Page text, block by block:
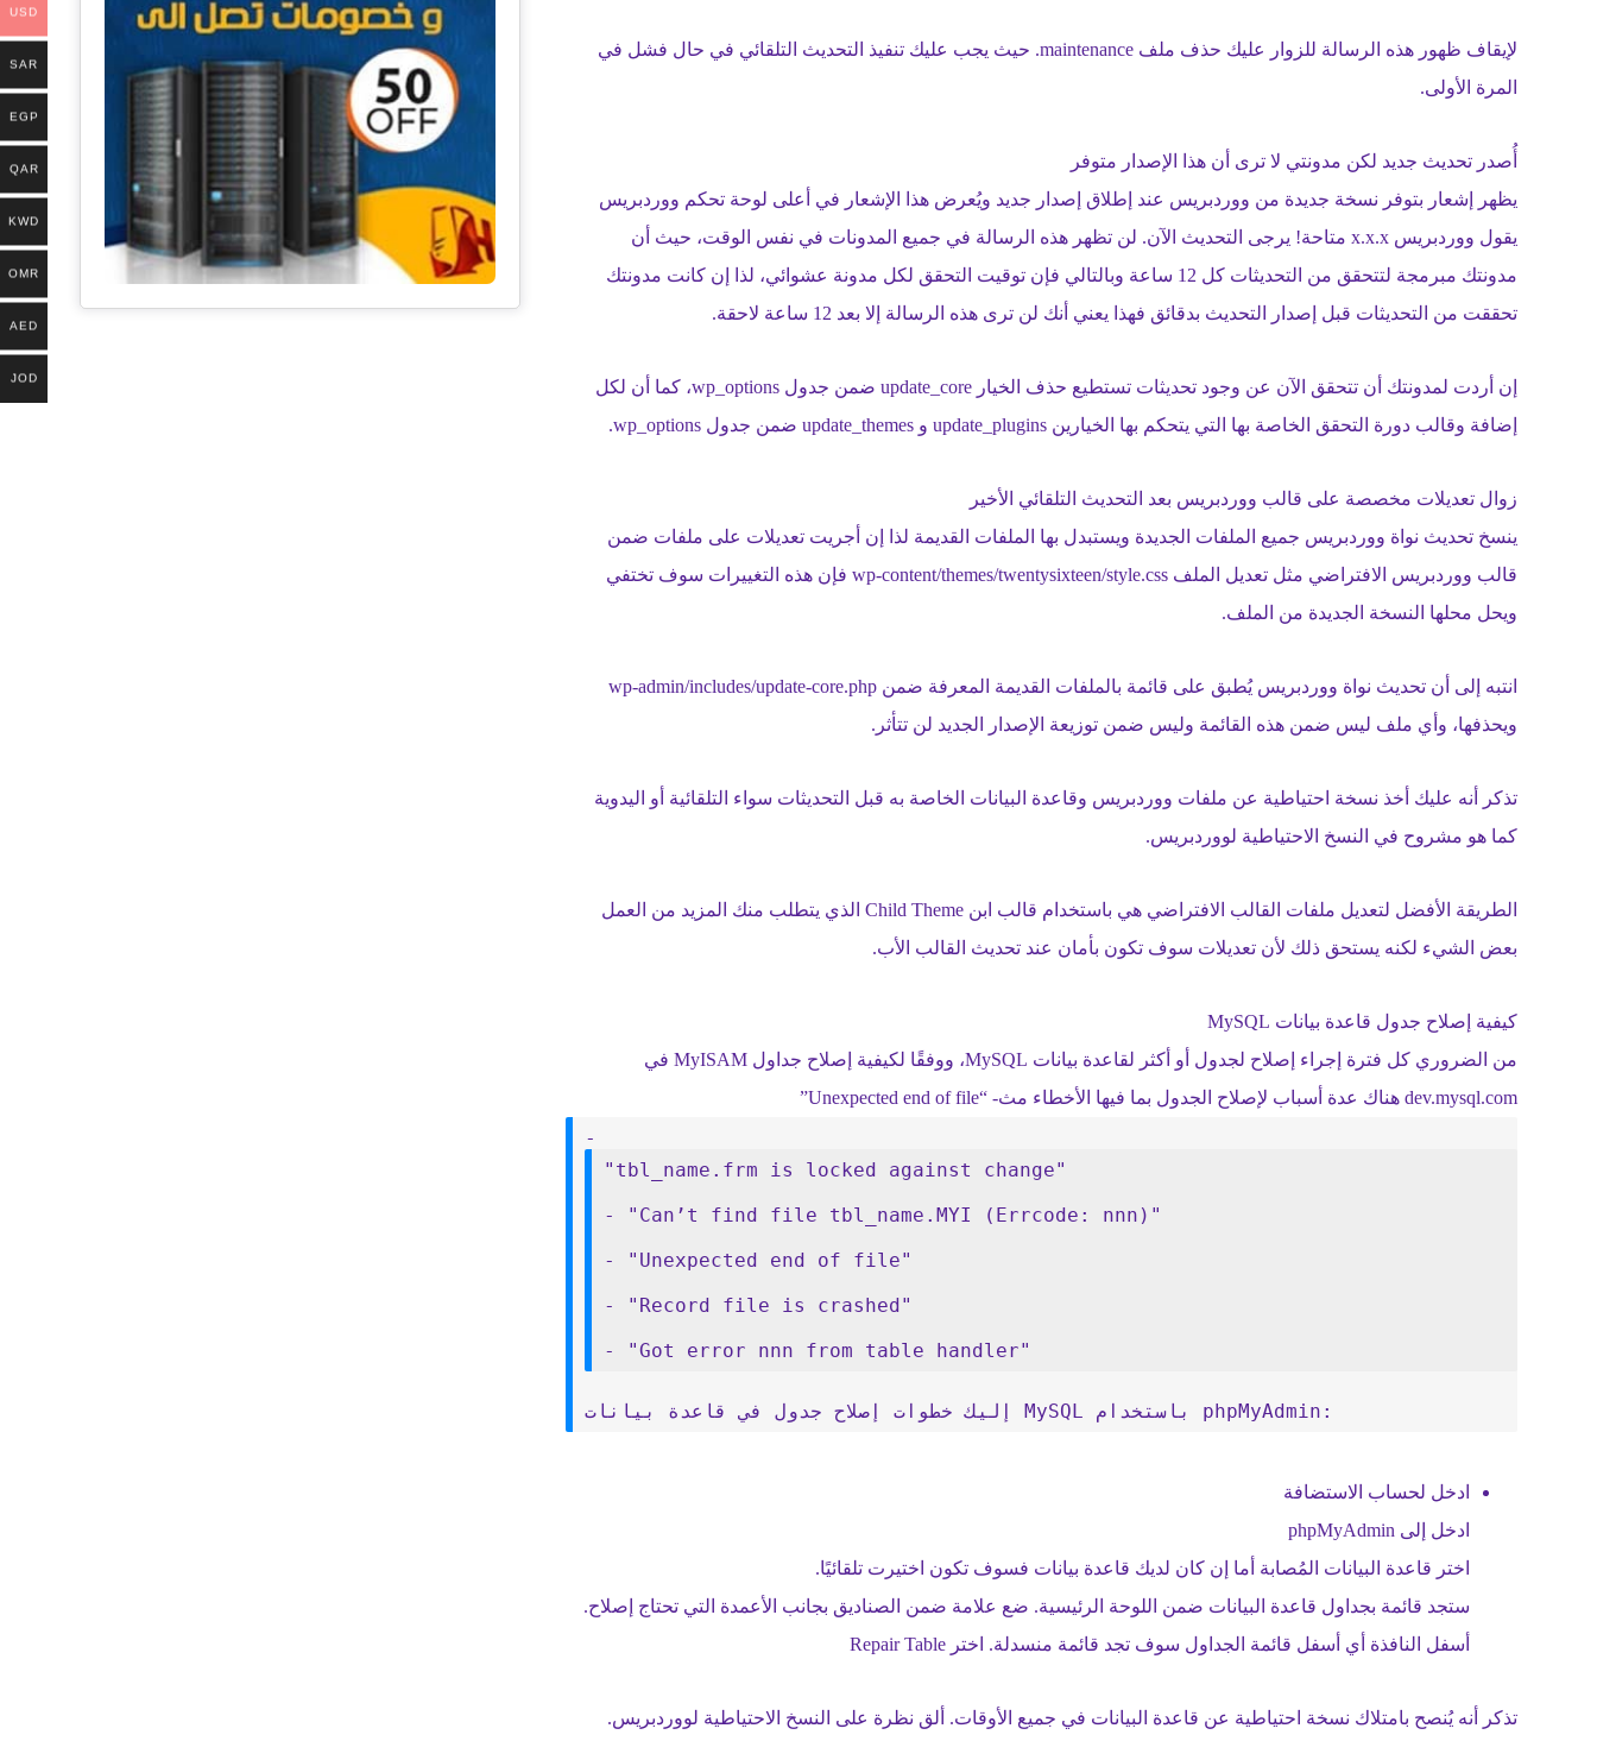
لإيقاف ظهور هذه الرسالة للزوار عليك حذف ملف ‎.maintenance حيث يجب عليك تنفيذ التحديث التلقائي في حال فشل في
المرة الأولى.
أُصدر تحديث جديد لكن مدونتي لا ترى أن هذا الإصدار متوفر
يظهر إشعار بتوفر نسخة جديدة من ووردبريس عند إطلاق إصدار جديد ويُعرض هذا الإشعار في أعلى لوحة تحكم ووردبريس
يقول ووردبريس x.x.x متاحة! يرجى التحديث الآن. لن تظهر هذه الرسالة في جميع المدونات في نفس الوقت، حيث أن
مدونتك مبرمجة لتتحقق من التحديثات كل 12 ساعة وبالتالي فإن توقيت التحقق لكل مدونة عشوائي، لذا إن كانت مدونتك
تحققت من التحديثات قبل إصدار التحديث بدقائق فهذا يعني أنك لن ترى هذه الرسالة إلا بعد 12 ساعة لاحقة.
إن أردت لمدونتك أن تتحقق الآن عن وجود تحديثات تستطيع حذف الخيار update_core ضمن جدول wp_options، كما أن لكل
إضافة وقالب دورة التحقق الخاصة بها التي يتحكم بها الخيارين update_plugins و update_themes ضمن جدول wp_options.
زوال تعديلات مخصصة على قالب ووردبريس بعد التحديث التلقائي الأخير
ينسخ تحديث نواة ووردبريس جميع الملفات الجديدة ويستبدل بها الملفات القديمة لذا إن أجريت تعديلات على ملفات ضمن
قالب ووردبريس الافتراضي مثل تعديل الملف wp-content/themes/twentysixteen/style.css فإن هذه التغييرات سوف تختفي
ويحل محلها النسخة الجديدة من الملف.
انتبه إلى أن تحديث نواة ووردبريس يُطبق على قائمة بالملفات القديمة المعرفة ضمن wp-admin/includes/update-core.php
ويحذفها، وأي ملف ليس ضمن هذه القائمة وليس ضمن توزيعة الإصدار الجديد لن تتأثر.
تذكر أنه عليك أخذ نسخة احتياطية عن ملفات ووردبريس وقاعدة البيانات الخاصة به قبل التحديثات سواء التلقائية أو اليدوية
كما هو مشروح في النسخ الاحتياطية لووردبريس.
الطريقة الأفضل لتعديل ملفات القالب الافتراضي هي باستخدام قالب ابن Child Theme الذي يتطلب منك المزيد من العمل
بعض الشيء لكنه يستحق ذلك لأن تعديلات سوف تكون بأمان عند تحديث القالب الأب.
كيفية إصلاح جدول قاعدة بيانات MySQL
من الضروري كل فترة إجراء إصلاح لجدول أو أكثر لقاعدة بيانات MySQL، ووفقًا لكيفية إصلاح جداول MyISAM في
dev.mysql.com هناك عدة أسباب لإصلاح الجدول بما فيها الأخطاء مث- “Unexpected end of file”
-
"tbl_name.frm is locked against change"
- "Can’t find file tbl_name.MYI (Errcode: nnn)"
- "Unexpected end of file"
- "Record file is crashed"
- "Got error nnn from table handler"
إليك خطوات إصلاح جدول في قاعدة بيانات MySQL باستخدام phpMyAdmin:
ادخل لحساب الاستضافة
ادخل إلى phpMyAdmin
اختر قاعدة البيانات المُصابة أما إن كان لديك قاعدة بيانات فسوف تكون اختيرت تلقائيًا.
ستجد قائمة بجداول قاعدة البيانات ضمن اللوحة الرئيسية. ضع علامة ضمن الصناديق بجانب الأعمدة التي تحتاج إصلاح.
أسفل النافذة أي أسفل قائمة الجداول سوف تجد قائمة منسدلة. اختر Repair Table
تذكر أنه يُنصح بامتلاك نسخة احتياطية عن قاعدة البيانات في جميع الأوقات. ألق نظرة على النسخ الاحتياطية لووردبريس.
USD
SAR
EGP
QAR
KWD
OMR
AED
JOD